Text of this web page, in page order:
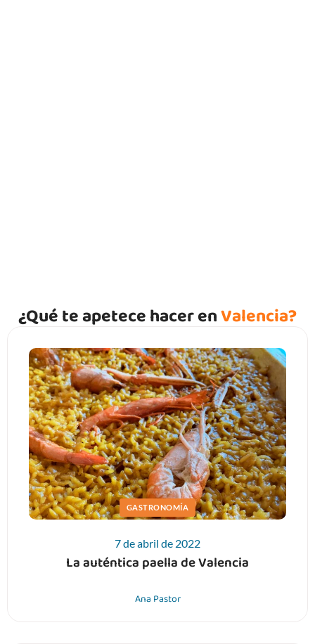
¿Qué te apetece hacer enValencia?
GASTRONOMÍA
7 de abril de 2022
La auténtica paella de Valencia
Ana Pastor